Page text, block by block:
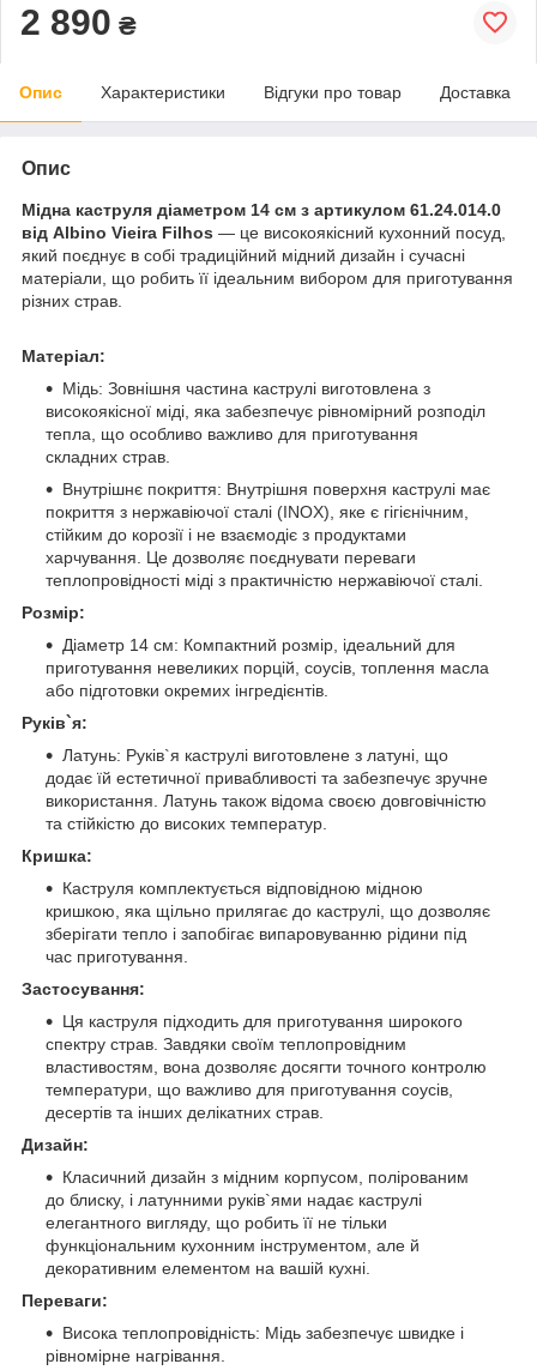
2 890 ₴
Опис Характеристики Відгуки про товар Доставка
Опис
Мідна каструля діаметром 14 см з артикулом 61.24.014.0
від Albino Vieira Filhos — це високоякісний кухонний посуд,
який поєднує в собі традиційний мідний дизайн і сучасні
матеріали, що робить її ідеальним вибором для приготування
різних страв.
Матеріал:
Мідь: Зовнішня частина каструлі виготовлена з
високоякісної міді, яка забезпечує рівномірний розподіл
тепла, що особливо важливо для приготування
складних страв.
Внутрішнє покриття: Внутрішня поверхня каструлі має
покриття з нержавіючої сталі (INOX), яке є гігієнічним,
стійким до корозії і не взаємодіє з продуктами
харчування. Це дозволяє поєднувати переваги
теплопровідності міді з практичністю нержавіючої сталі.
Розмір:
Діаметр 14 см: Компактний розмір, ідеальний для
приготування невеликих порцій, соусів, топлення масла
або підготовки окремих інгредієнтів.
Руків`я:
Латунь: Руків`я каструлі виготовлене з латуні, що
додає їй естетичної привабливості та забезпечує зручне
використання. Латунь також відома своєю довговічністю
та стійкістю до високих температур.
Кришка:
Каструля комплектується відповідною мідною
кришкою, яка щільно прилягає до каструлі, що дозволяє
зберігати тепло і запобігає випаровуванню рідини під
час приготування.
Застосування:
Ця каструля підходить для приготування широкого
спектру страв. Завдяки своїм теплопровідним
властивостям, вона дозволяє досягти точного контролю
температури, що важливо для приготування соусів,
десертів та інших делікатних страв.
Дизайн:
Класичний дизайн з мідним корпусом, полірованим
до блиску, і латунними руків`ями надає каструлі
елегантного вигляду, що робить її не тільки
функціональним кухонним інструментом, але й
декоративним елементом на вашій кухні.
Переваги:
Висока теплопровідність: Мідь забезпечує швидке і
рівномірне нагрівання.